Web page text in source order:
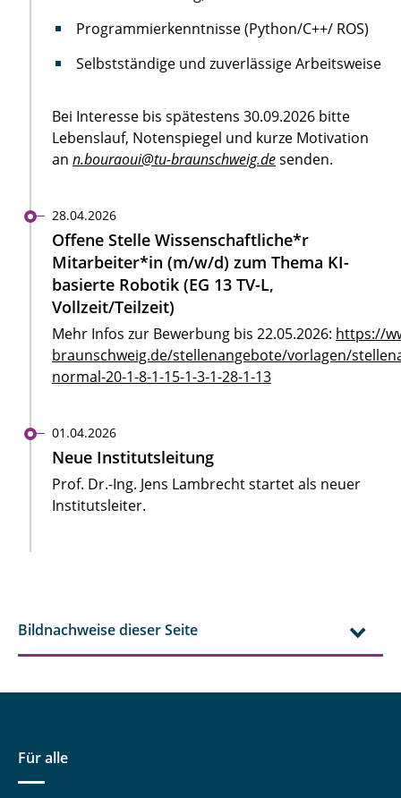
Programmierkenntnisse (Python/C++/ ROS)
Selbstständige und zuverlässige Arbeitsweise
Bei Interesse bis spätestens 30.09.2026 bitte
Lebenslauf, Notenspiegel und kurze Motivation
an n.bouraoui@tu-braunschweig.desenden.
28.04.2026
Offene Stelle Wissenschaftliche*r
Mitarbeiter*in (m/w/d) zum Thema KI-
basierte Robotik (EG 13 TV-L,
Vollzeit/Teilzeit)
Mehr Infos zur Bewerbung bis 22.05.2026: https://
braunschweig.de/stellenangebote/vorlagen/
normal-20-1-8-1-15-1-3-1-28-1-13
01.04.2026
Neue Institutsleitung
Prof. Dr.-Ing. Jens Lambrecht startet als neuer
Institutsleiter.
Bildnachweise dieser Seite
Für alle